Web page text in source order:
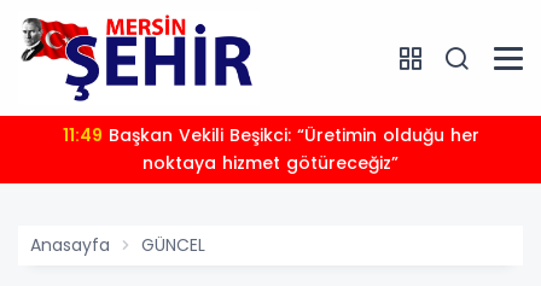
11:49
noktaya hizmet götüreceğiz”
Anasayfa GÜNCEL